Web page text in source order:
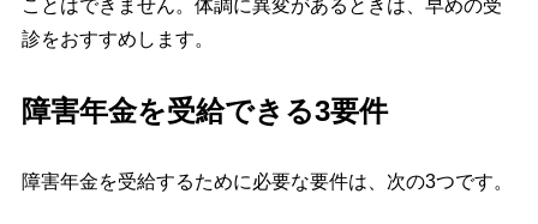
ことはできません。体調に異変があるときは、早めの受
診をおすすめします。
障害年金を受給できる3要件
障害年金を受給するために必要な要件は、次の3つです。